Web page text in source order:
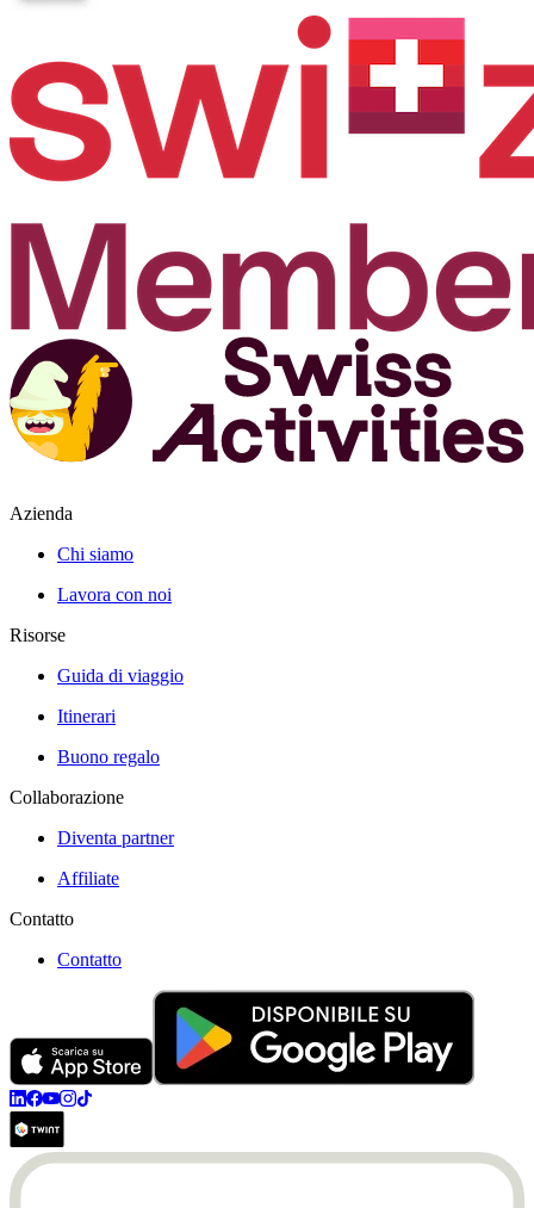
Azienda
Chi siamo
Lavora con noi
Risorse
Guida di viaggio
Itinerari
Buono regalo
Collaborazione
Diventa partner
Affiliate
Contatto
Contatto